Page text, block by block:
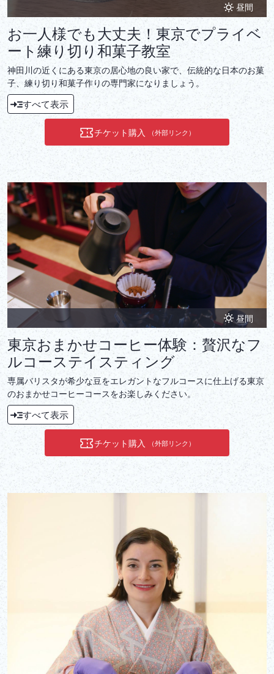
昼間
お一人様でも大丈夫！東京でプライベ
ート練り切り和菓子教室
神田川の近くにある東京の居心地の良い家で、伝統的な日本のお菓
子、練り切り和菓子作りの専門家になりましょう。
すべて表示
チケット購入 （外部リンク）
昼間
東京おまかせコーヒー体験：贅沢なフ
ルコーステイスティング
専属バリスタが希少な豆をエレガントなフルコースに仕上げる東京
のおまかせコーヒーコースをお楽しみください。
すべて表示
チケット購入 （外部リンク）